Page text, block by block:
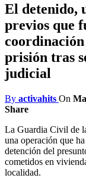
El detenido,
previos que
prisión tras
judicial
By activahits On
Share
La Guardia Civil de
una operación que
detención del
cometidos en
localidad.